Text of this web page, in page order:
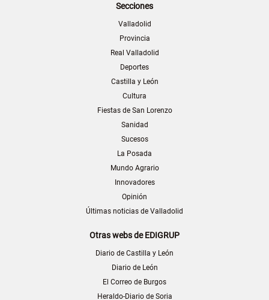
Secciones
Valladolid
Provincia
Real Valladolid
Deportes
Castilla y León
Cultura
Fiestas de San Lorenzo
Sanidad
Sucesos
La Posada
Mundo Agrario
Innovadores
Opinión
Últimas noticias de Valladolid
Otras webs de EDIGRUP
Diario de Castilla y León
Diario de León
El Correo de Burgos
Heraldo-Diario de Soria